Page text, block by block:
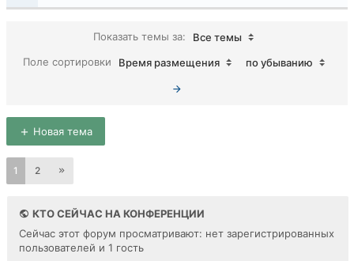
Показать темы за:
Все темы
Поле сортировки
Время размещения по убыванию
Новая тема
1 2
КТО СЕЙЧАС НА КОНФЕРЕНЦИИ
Сейчас этот форум просматривают: нет зарегистрированных
пользователей и 1 гость